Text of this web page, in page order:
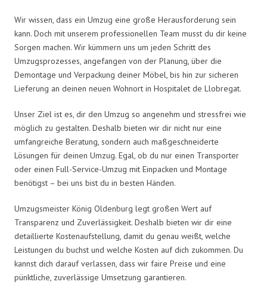
Wir wissen, dass ein Umzug eine große Herausforderung sein
kann. Doch mit unserem professionellen Team musst du dir keine
Sorgen machen. Wir kümmern uns um jeden Schritt des
Umzugsprozesses, angefangen von der Planung, über die
Demontage und Verpackung deiner Möbel, bis hin zur sicheren
Lieferung an deinen neuen Wohnort in Hospitalet de Llobregat.
Unser Ziel ist es, dir den Umzug so angenehm und stressfrei wie
möglich zu gestalten. Deshalb bieten wir dir nicht nur eine
umfangreiche Beratung, sondern auch maßgeschneiderte
Lösungen für deinen Umzug. Egal, ob du nur einen Transporter
oder einen Full-Service-Umzug mit Einpacken und Montage
benötigst – bei uns bist du in besten Händen.
Umzugsmeister König Oldenburg legt großen Wert auf
Transparenz und Zuverlässigkeit. Deshalb bieten wir dir eine
detaillierte Kostenaufstellung, damit du genau weißt, welche
Leistungen du buchst und welche Kosten auf dich zukommen. Du
kannst dich darauf verlassen, dass wir faire Preise und eine
pünktliche, zuverlässige Umsetzung garantieren.